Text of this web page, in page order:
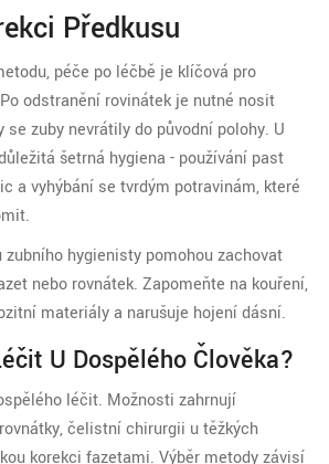
Předkusu
péče po léčbě je klíčová pro
odstranění rovinátek je nutné nosit
zuby nevrátily do původní polohy. U
šetrná hygiena - používání past
a vyhýbání se tvrdým potravinám, které
zubního hygienisty pomohou zachovat
nebo rovnátek. Zapomeňte na kouření,
materiály a narušuje hojení dásní.
U Dospělého Člověka?
léčit. Možnosti zahrnují
čelistní chirurgii u těžkých
korekci fazetami. Výběr metody závisí